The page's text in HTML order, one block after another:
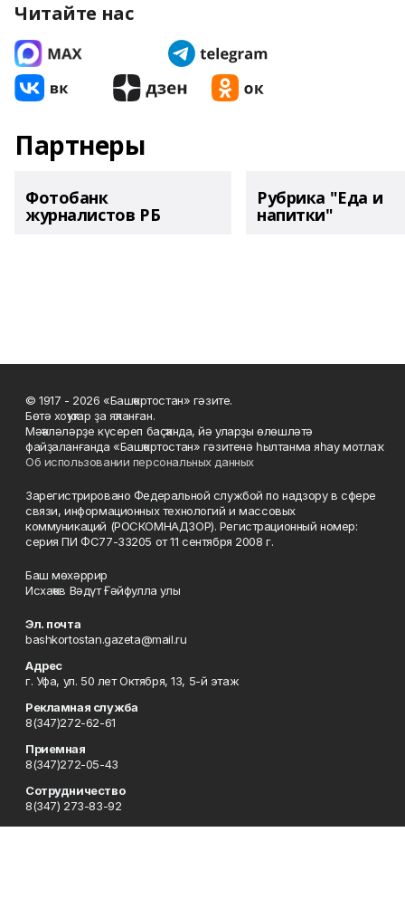
Читайте нас
Партнеры
Фотобанк
журналистов РБ
Рубрика "Еда и
напитки"
© 1917 - 2026 «Башҡортостан» гәзите.
Бөтә хоҡуҡтар ҙа яҡланған.
Мәҡәләләрҙе күсереп баҫҡанда, йә уларҙы өлөшләтә
файҙаланғанда «Башҡортостан» гәзитенә һылтанма яһау мотлаҡ.
Об использовании персональных данных
Зарегистрировано Федеральной службой по надзору в сфере
связи, информационных технологий и массовых
коммуникаций (РОСКОМНАДЗОР). Регистрационный номер:
серия ПИ ФС77-33205 от 11 сентября 2008 г.
Баш мөхәррир
Исхаҡов Вәдүт Ғәйфулла улы
Эл. почта
bashkortostan.gazeta@mail.ru
Адрес
г. Уфа, ул. 50 лет Октября, 13, 5-й этаж
Рекламная служба
8(347)272-62-61
Приемная
8(347)272-05-43
Сотрудничество
8(347) 273-83-92